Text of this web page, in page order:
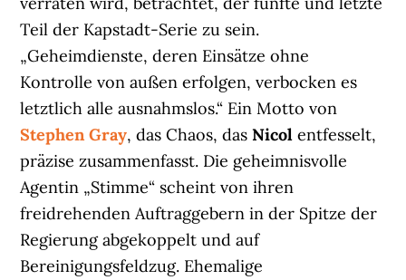
Teil der Kapstadt-Serie zu sein.
„Geheimdienste, deren Einsätze ohne
Kontrolle von außen erfolgen, verbocken es
letztlich alle ausnahmslos.“ Ein Motto von
Stephen Gray, das Chaos, dasNicol entfesselt,
präzise zusammenfasst. Die geheimnisvolle
Agentin „Stimme“ scheint von ihren
freidrehenden Auftraggebern in der Spitze der
Regierung abgekoppelt und auf
Bereinigungsfeldzug. Ehemalige